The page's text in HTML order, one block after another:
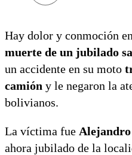
Hay dolor y conmoción
muerte de un jubilado
un accidente en su moto
camión y le negaron la
bolivianos.
La víctima fue
ahora jubilado de la